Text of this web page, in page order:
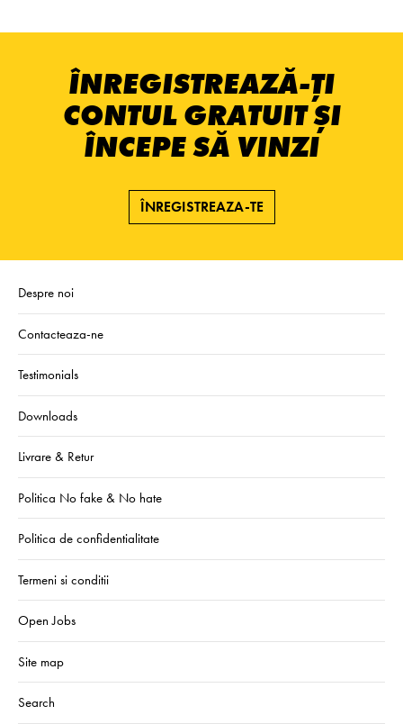
ÎNREGISTREAZĂ-ȚI
CONTUL GRATUIT ȘI
ÎNCEPE SĂ VINZI
ÎNREGISTREAZA-TE
Despre noi
Contacteaza-ne
Testimonials
Downloads
Livrare & Retur
Politica No fake & No hate
Politica de confidentialitate
Termeni si conditii
Open Jobs
Site map
Search